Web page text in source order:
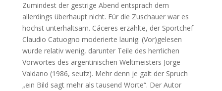
Zumindest der gestrige Abend entsprach dem
allerdings überhaupt nicht. Für die Zuschauer war es
höchst unterhaltsam. Cáceres erzählte, der Sportchef
Claudio Catuogno moderierte launig. (Vor)gelesen
wurde relativ wenig, darunter Teile des herrlichen
Vorwortes des argentinischen Weltmeisters Jorge
Valdano (1986, seufz). Mehr denn je galt der Spruch
„ein Bild sagt mehr als tausend Worte“. Der Autor